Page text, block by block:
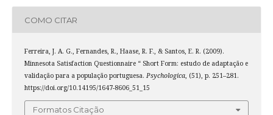
COMO CITAR
Ferreira, J. A. G., Fernandes, R., Haase, R. F., & Santos, E. R. (2009).
Minnesota Satisfaction Questionnaire “ Short Form: estudo de adaptação e
validação para a população portuguesa. Psychologica, (51), p. 251–281.
https://doi.org/10.14195/1647-8606_51_15
Formatos Citação